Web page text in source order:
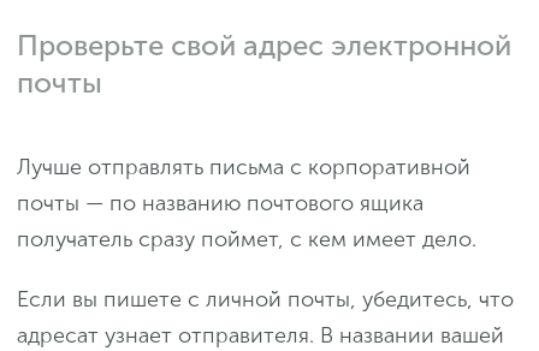
Проверьте свой адрес электронной
почты
Лучше отправлять письма с корпоративной
почты — по названию почтового ящика
получатель сразу поймет, с кем имеет дело.
Если вы пишете с личной почты, убедитесь, что
адресат узнает отправителя. В названии вашей